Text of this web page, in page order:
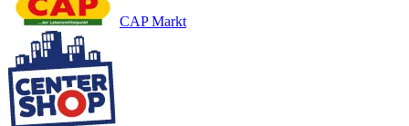
CAP Markt